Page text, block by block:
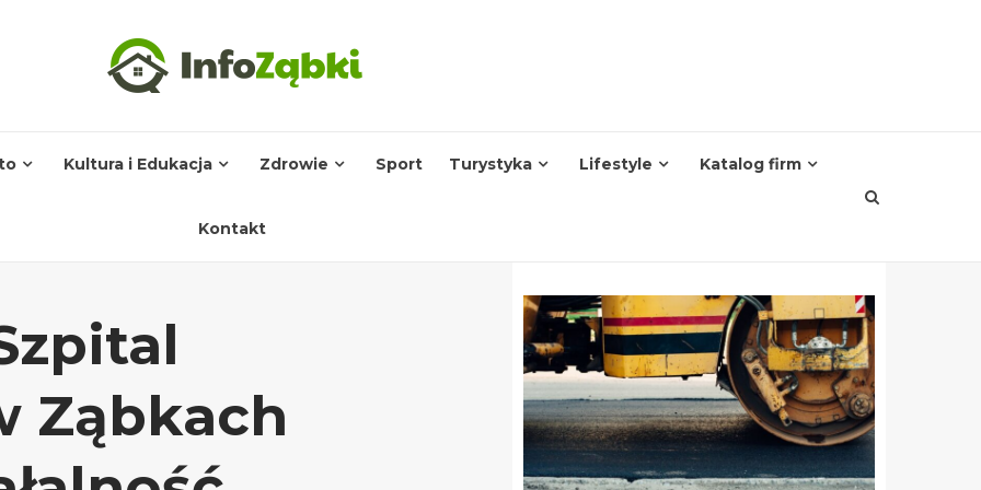
Kultura i Edukacja Zdrowie Sport Turystyka Lifestyle Katalog firm
Kontakt
Ząbkach